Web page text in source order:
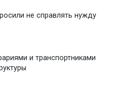
не справлять нужду
и транспортниками